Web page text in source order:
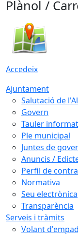
Plànol /
Accedeix
Ajuntament
Salutació de
Govern
Tauler
Ple municipal
Juntes de
Anuncis /
Perfil de
Normativa
Seu electrònica
Transparència
Serveis i tràmits
Volant